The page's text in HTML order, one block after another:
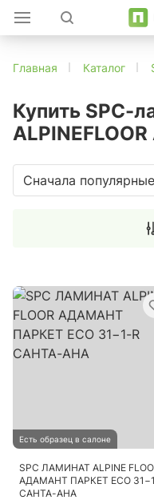
Главная Каталог
Купить SPC-
Сначала популярные
Есть образец в салоне
SPC ЛАМИНАТ ALPINE
АДАМАНТ ПАРКЕТ ECO
САНТА-АНА